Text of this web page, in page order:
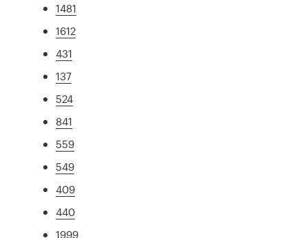
1481
1612
431
137
524
841
559
549
409
440
1999